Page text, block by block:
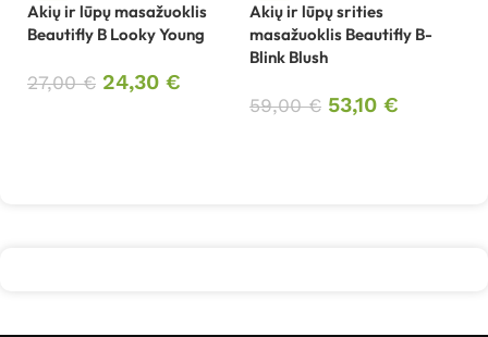
Akių ir lūpų masažuoklis
Beautifly B Looky Young
27,00€ 24,30 €
Akių ir lūpų srities
masažuoklis Beautifly B-
Blink Blush
59,00€ 53,10 €